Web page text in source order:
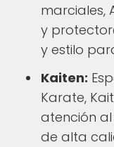
marciales,
y
y estilo
Kaiten:
Karate,
atención
de alta